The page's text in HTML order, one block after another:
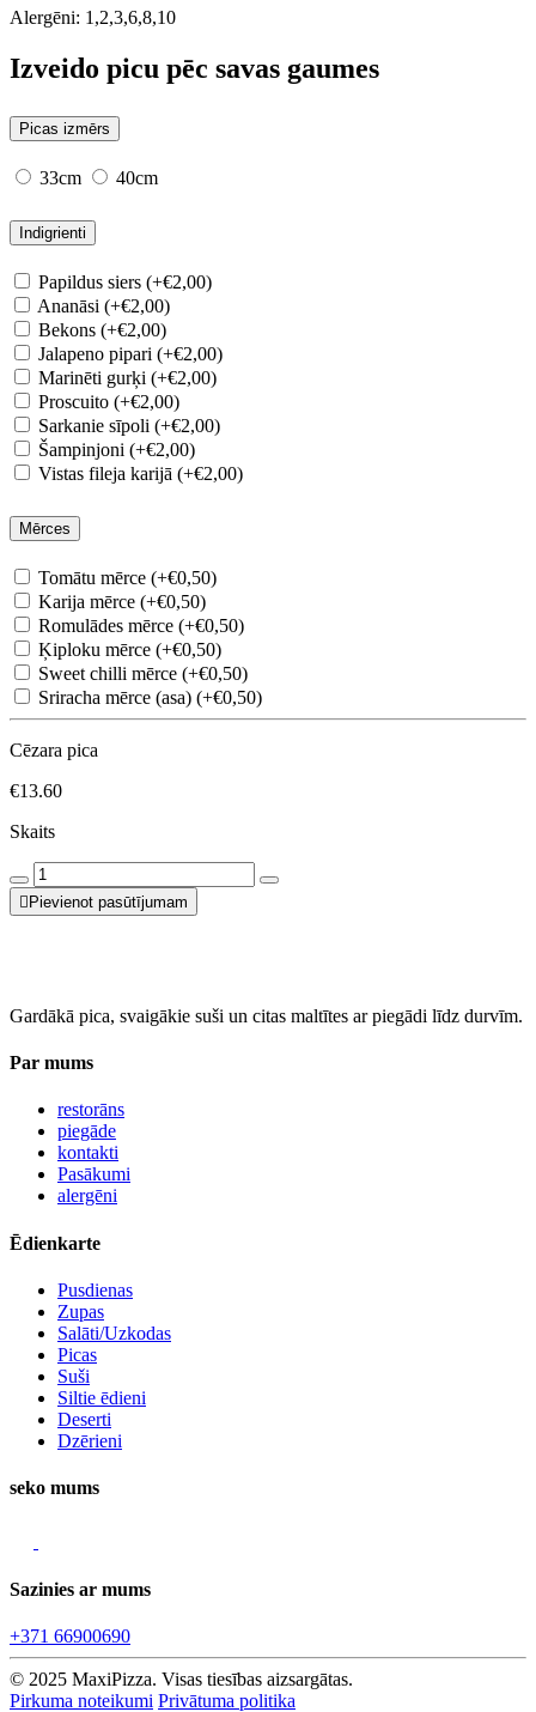
Alergēni: 1,2,3,6,8,10
Izveido picu pēc savas gaumes
Picas izmērs
33cm 40cm
Indigrienti
Papildus siers (+€2,00)
Ananāsi (+€2,00)
Bekons (+€2,00)
Jalapeno pipari (+€2,00)
Marinēti gurķi (+€2,00)
Proscuito (+€2,00)
Sarkanie sīpoli (+€2,00)
Šampinjoni (+€2,00)
Vistas fileja karijā (+€2,00)
Mērces
Tomātu mērce (+€0,50)
Karija mērce (+€0,50)
Romulādes mērce (+€0,50)
Ķiploku mērce (+€0,50)
Sweet chilli mērce (+€0,50)
Sriracha mērce (asa) (+€0,50)
Cēzara pica
€13.60
Skaits
Pievienot pasūtījumam
Gardākā pica, svaigākie suši un citas maltītes ar piegādi līdz durvīm.
Par mums
restorāns
piegāde
kontakti
Pasākumi
alergēni
Ēdienkarte
Pusdienas
Zupas
Salāti/Uzkodas
Picas
Suši
Siltie ēdieni
Deserti
Dzērieni
seko mums
Sazinies ar mums
+371 66900690
© 2025 MaxiPizza. Visas tiesības aizsargātas.
Pirkuma noteikumi Privātuma politika